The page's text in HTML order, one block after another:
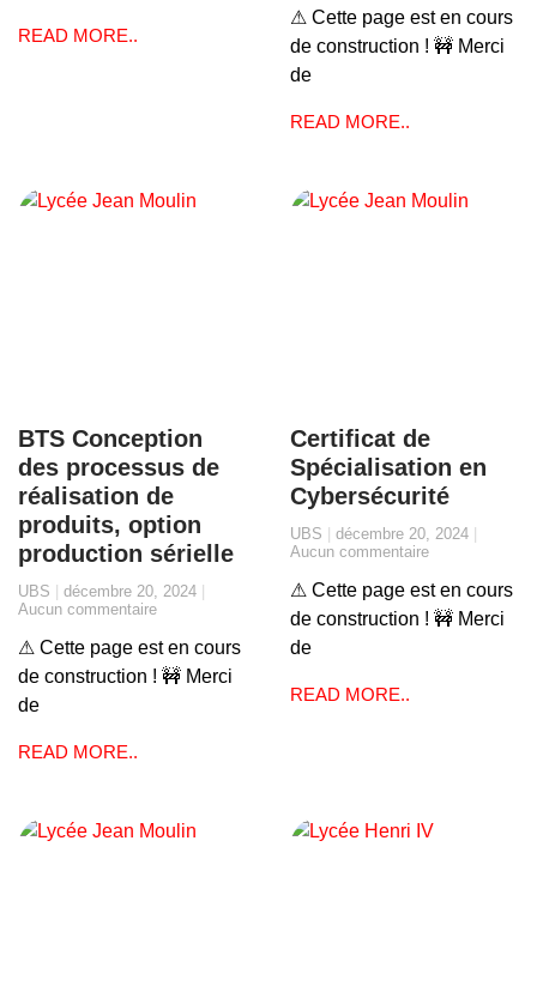
READ MORE..
⚠ Cette page est en cours
de construction ! 🚧 Merci
de
READ MORE..
BTS Conception
des processus de
réalisation de
produits, option
production sérielle
UBS
décembre 20, 2024
Aucun commentaire
⚠ Cette page est en cours
de construction ! 🚧 Merci
de
READ MORE..
Certificat de
Spécialisation en
Cybersécurité
UBS
décembre 20, 2024
Aucun commentaire
⚠ Cette page est en cours
de construction ! 🚧 Merci
de
READ MORE..